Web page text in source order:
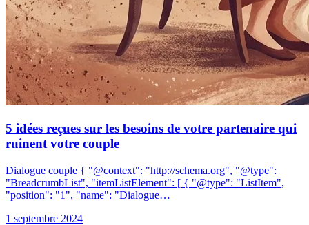
5 idées reçues sur les besoins de votre partenaire qui
ruinent votre couple
Dialogue couple { "@context": "http://schema.org", "@type":
"BreadcrumbList", "itemListElement": [ { "@type": "ListItem",
"position": "1", "name": "Dialogue…
1 septembre 2024